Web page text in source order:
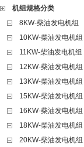
机组规格分类
8KW-柴油发电机组
10KW-柴油发电机组
11KW-柴油发电机组
12KW-柴油发电机组
13KW-柴油发电机组
15KW-柴油发电机组
16KW-柴油发电机组
18KW-柴油发电机组
20KW-柴油发电机组